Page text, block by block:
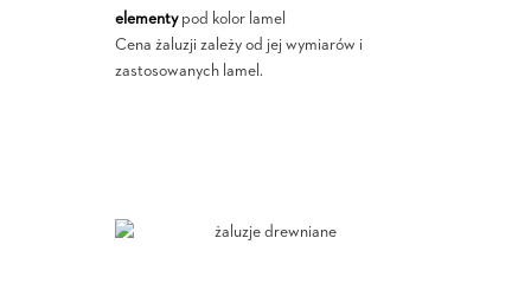
elementypod kolor lamel
Cena żaluzji zależy od jej wymiarów i
zastosowanych lamel.